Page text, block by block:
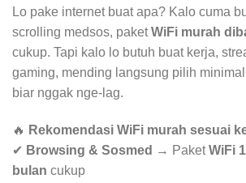
Lo pake internet buat apa? Kalo cuma
scrolling medsos, paketWiFi murah
cukup. Tapi kalo lo butuh buat kerja,
gaming, mending langsung pilih
biar nggak nge-lag.
🔥 Rekomendasi WiFi murah sesuai
✔ Browsing & Sosmed → PaketWiFi
bulan cukup